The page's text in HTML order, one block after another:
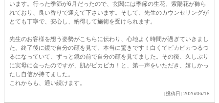
います。行った季節が6月だったので、玄関には季節の生花、紫陽花が飾ら
れており、良い香りで迎えて下さいます。そして、先生のカウンセリングが
とても丁寧で、安心し、納得して施術を受けられます。
先生のお客様を想う姿勢がこちらに伝わり、心地よく時間が過ぎていきまし
た。終了後に鏡で自分の顔を見て、本当に驚きです！白くてピカピカつるつ
るになっていて、ずっと鏡の前で自分の顔を見てました。その後、久しぶり
に実母に会ったのですが、肌がピカピカ！と、第一声をいただき、嬉しかっ
たし自信が持てました。
これからも、通い続けます。
[投稿日] 2026/06/18